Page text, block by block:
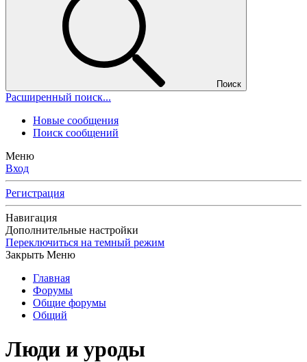
Поиск
Расширенный поиск...
Новые сообщения
Поиск сообщений
Меню
Вход
Регистрация
Навигация
Дополнительные настройки
Переключиться на темный режим
Закрыть Меню
Главная
Форумы
Общие форумы
Общий
Люди и уроды